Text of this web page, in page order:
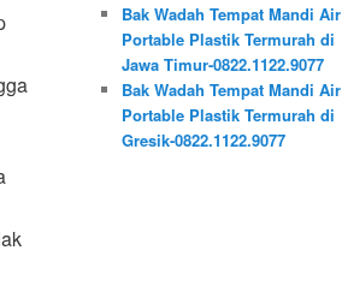
Bak Wadah Tempat Mandi Air
Portable Plastik Termurah di
Jawa Timur-0822.1122.9077
Bak Wadah Tempat Mandi Air
Portable Plastik Termurah di
Gresik-0822.1122.9077